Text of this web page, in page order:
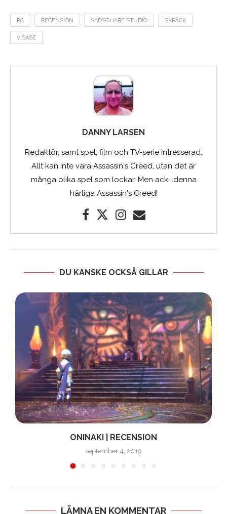
PC RECENSION SADSQUARE STUDIO SKRÄCK
VISAGE
DANNY LARSEN
Redaktör, samt spel, film och TV-serie intresserad.
Allt kan inte vara Assassin's Creed, utan det är
många olika spel som lockar. Men ack….denna
härliga Assassin's Creed!
DU KANSKE OCKSÅ GILLAR
ONINAKI | RECENSION
september 4, 2019
LÄMNA EN KOMMENTAR